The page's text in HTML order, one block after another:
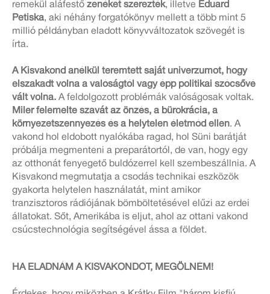
remekül aláfestő zenéket szerezték, illetve Eduard
Petiska, aki néhány forgatókönyv mellett a több mint 5
millió példányban eladott könyvváltozatok szövegét is
írta.
A Kisvakond anélkül teremtett saját univerzumot, hogy
elszakadt volna a valóságtól vagy épp politikai szócsővé
vált volna. A feldolgozott problémák valóságosak voltak.
Miler felemelte szavát az önzés, a bürokrácia, a
környezetszennyezés és a helytelen életmód ellen. A
vakond hol eldobott nyalókába ragad, hol Süni barátját
próbálja megmenteni a preparátortól, de van, hogy egy
az otthonát fenyegető buldózerrel kell szembeszállnia. A
Kisvakond megmutatja a csodás technikai eszközök
gyakorta helytelen használatát, mint amikor
tranzisztoros rádiójának bömböltetésével elűzi az erdei
állatokat. Sőt, Amerikába is eljut, ahol az ottani vakond
csúcstechnológia segítségével ássa a földet.
HA ELADNÁM A KISVAKONDOT, MEGÖLNÉM!